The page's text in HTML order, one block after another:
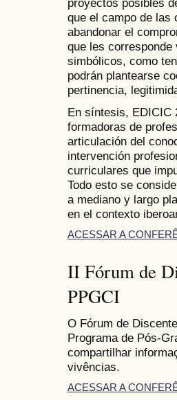
que el campo de las
abandonar el
que les
simbólicos, como
podrán plantearse
pertinencia,
En síntesis, EDICIC
formadoras de
articulación del
intervención
curriculares que
Todo esto se
a mediano y largo
en el contexto
ACESSAR A
II Fórum de
PPGCI
O Fórum de
Programa de Pós-
compartilhar
vivências.
ACESSAR A